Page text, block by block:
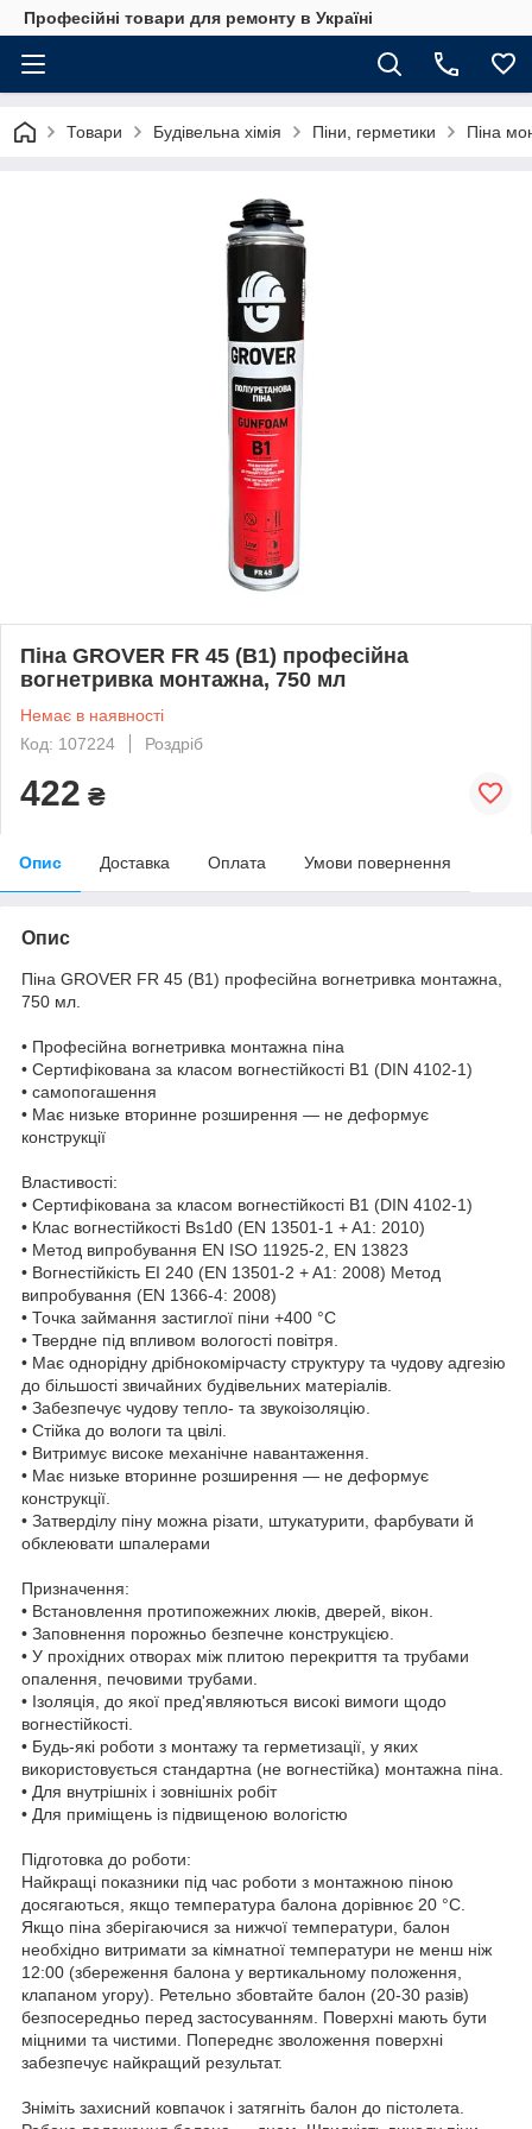
Професійні товари для ремонту в Україні
Товари Будівельна хімія Піни, герметики Піна
Піна GROVER FR 45 (B1) професійна
вогнетривка монтажна, 750 мл
Немає в наявності
Код: 107224
Роздріб
422 ₴
Опис Доставка Оплата Умови повернення
Опис
Піна GROVER FR 45 (B1) професійна вогнетривка монтажна,
750 мл.
• Професійна вогнетривка монтажна піна
• Сертифікована за класом вогнестійкості В1 (DIN 4102-1)
• самопогашення
• Має низьке вторинне розширення — не деформує
конструкції
Властивості:
• Сертифікована за класом вогнестійкості В1 (DIN 4102-1)
• Клас вогнестійкості Bs1d0 (EN 13501-1 + A1: 2010)
• Метод випробування EN ISO 11925-2, EN 13823
• Вогнестійкість EI 240 (EN 13501-2 + A1: 2008) Метод
випробування (EN 1366-4: 2008)
• Точка займання застиглої піни +400 °C
• Твердне під впливом вологості повітря.
• Має однорідну дрібнокомірчасту структуру та чудову адгезію
до більшості звичайних будівельних матеріалів.
• Забезпечує чудову тепло- та звукоізоляцію.
• Стійка до вологи та цвілі.
• Витримує високе механічне навантаження.
• Має низьке вторинне розширення — не деформує
конструкції.
• Затверділу піну можна різати, штукатурити, фарбувати й
обклеювати шпалерами
Призначення:
• Встановлення протипожежних люків, дверей, вікон.
• Заповнення порожньо безпечне конструкцією.
• У прохідних отворах між плитою перекриття та трубами
опалення, печовими трубами.
• Ізоляція, до якої пред'являються високі вимоги щодо
вогнестійкості.
• Будь-які роботи з монтажу та герметизації, у яких
використовується стандартна (не вогнестійка) монтажна піна.
• Для внутрішніх і зовнішніх робіт
• Для приміщень із підвищеною вологістю
Підготовка до роботи:
Найкращі показники під час роботи з монтажною піною
досягаються, якщо температура балона дорівнює 20 °C.
Якщо піна зберігаючися за нижчої температури, балон
необхідно витримати за кімнатної температури не менш ніж
12:00 (збереження балона у вертикальному положення,
клапаном угору). Ретельно збовтайте балон (20-30 разів)
безпосередньо перед застосуванням. Поверхні мають бути
міцними та чистими. Попереднє зволоження поверхні
забезпечує найкращий результат.
Зніміть захисний ковпачок і затягніть балон до пістолета.